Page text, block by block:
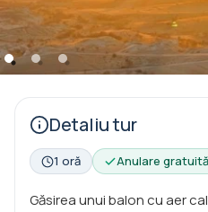
Detaliu tur
1 oră Anulare gratuită
Găsirea unui balon cu aer